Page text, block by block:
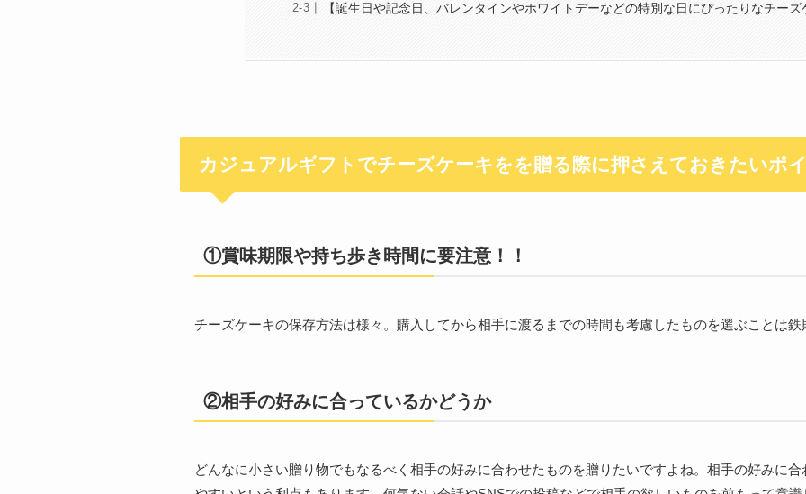
【誕生日や記念日、バレンタインやホワイトデーなどの特別な日にぴったりなチーズ
カジュアルギフトでチーズケーキをを贈る際に押さえておきたいポ
①賞味期限や持ち歩き時間に要注意！！
チーズケーキの保存方法は様々。購入してから相手に渡るまでの時間も考慮したものを選ぶことは鉄
②相手の好みに合っているかどうか
どんなに小さい贈り物でもなるべく相手の好みに合わせたものを贈りたいですよね。相手の好みに